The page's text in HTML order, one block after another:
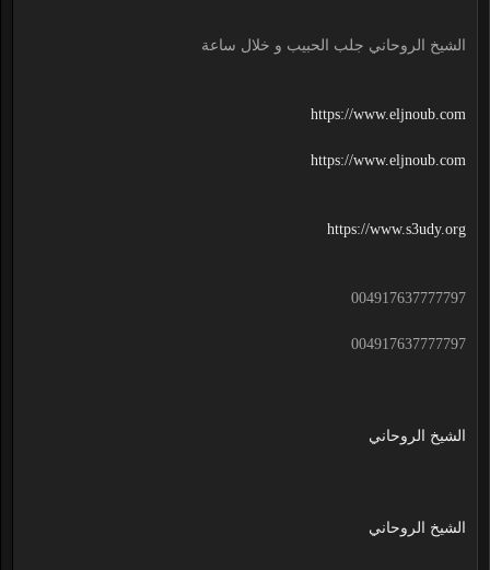
الشيخ الروحاني جلب الحبيب و خلال ساعة
https://www.eljnoub.com
https://www.eljnoub.com
https://www.s3udy.org
004917637777797
004917637777797
الشيخ الروحاني
الشيخ الروحاني